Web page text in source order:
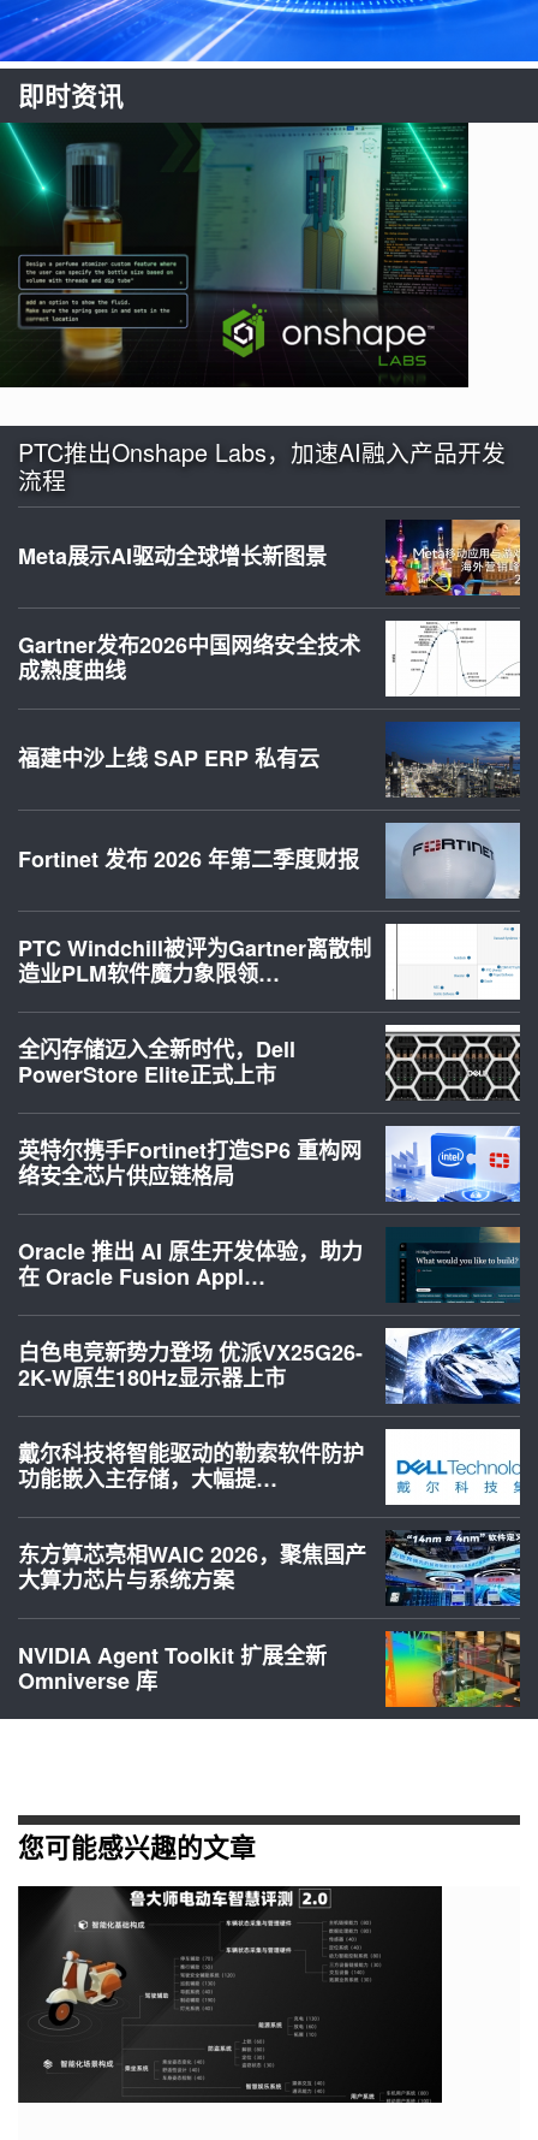
即时资讯
PTC推出Onshape Labs，加速AI融入产品开发
流程
Meta展示AI驱动全球增长新图景
Gartner发布2026中国网络安全技术
成熟度曲线
福建中沙上线 SAP ERP 私有云
Fortinet 发布 2026 年第二季度财报
PTC Windchill被评为Gartner离散制
造业PLM软件魔力象限领…
全闪存储迈入全新时代，Dell
PowerStore Elite正式上市
英特尔携手Fortinet打造SP6 重构网
络安全芯片供应链格局
Oracle 推出 AI 原生开发体验，助力
在 Oracle Fusion Appl…
白色电竞新势力登场 优派VX25G26-
2K-W原生180Hz显示器上市
戴尔科技将智能驱动的勒索软件防护
功能嵌入主存储，大幅提…
东方算芯亮相WAIC 2026，聚焦国产
大算力芯片与系统方案
NVIDIA Agent Toolkit 扩展全新
Omniverse 库
您可能感兴趣的文章